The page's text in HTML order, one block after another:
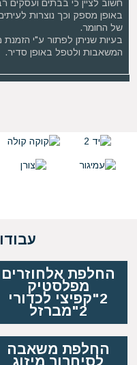
חשוב לציין כי בבתים
באופן מספק וכך נוצרות
של החומר.
בעיות שניתן לפתור ע"י
המשאבות ולטפל באופן סדיר.
החלפת אלחוזרים
מפלסטיק
2"קפיצי לכדורי
2"מברזל
החלפת משאבה
לסיחרור מיזוג